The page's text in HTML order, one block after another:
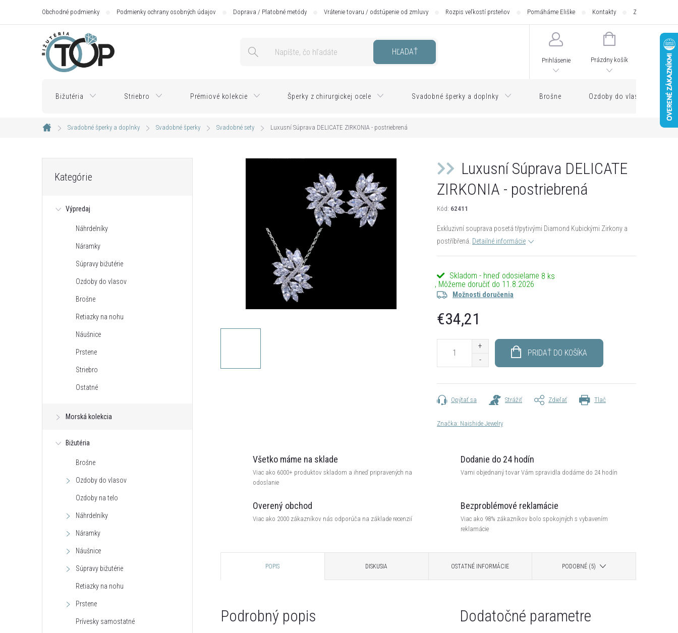
Obchodné podmienky Podmienky ochrany osobných údajov Doprava / Platobné metódy Vrátenie tovaru / odstúpenie od zmluvy Rozpis veľkostí prsteňov Pomáháme Eliške Kontakty Zásilkovna -
HĽADAŤ
Prihlásenie
NÁKUPNÝ
Prázdny košík
Bižutéria Striebro Prémiové kolekcie Šperky z chirurgickej ocele Svadobné šperky a doplnky Brošne Ozdoby do vlasov
Domov
Svadobné šperky a doplnky Svadobné šperky Svadobné sety Luxusní Súprava DELICATE ZIRKONIA - postriebrená
kategórie
Kategórie
Výpredaj
Náhrdelníky
Náramky
Súpravy bižutérie
Ozdoby do vlasov
Brošne
Retiazky na nohu
Náušnice
Prstene
Striebro
Ostatné
Morská kolekcia
Bižutéria
Brošne
Ozdoby do vlasov
Ozdoby na telo
Náhrdelníky
Náramky
Náušnice
Súpravy bižutérie
Retiazky na nohu
Prstene
Prívesky samostatné
Luxusní Súprava DELICATE
ZIRKONIA - postriebrená
Kód: 62411
Exkluzivní souprava posetá třpytivými Diamond Kubickými Zirkony a
postříbřená. Detailné informácie
Skladom - hneď odosielame 8 ks
11.8.2026
Možnosti doručenia
€34,21
PRIDAŤ DO KOŠÍKA
Tlač
Opýtať sa Strážiť Zdieľať
Značka: Naishide Jewelry
Všetko máme na sklade
Viac ako 6000+ produktov skladom a ihneď pripravených na
odoslanie
Dodanie do 24 hodín
Vami objednaný tovar Vám spravidla dodáme do 24 hodín
Overený obchod
Viac ako 2000 zákazníkov nás odporúča na základe recenzií
Bezproblémové reklamácie
Viac ako 98% zákazníkov bolo spokojných s vybavením
reklamácie
POPIS DISKUSIA OSTATNÉ INFORMÁCIE PODOBNÉ (5)
Podrobný popis Dodatočné parametre